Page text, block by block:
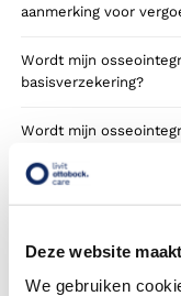
Deze website
We gebruiken
aanmerking voor
Wordt mijn
basisverzekering?
Wordt mijn
Betaal ik een eigen
Zijn er ook